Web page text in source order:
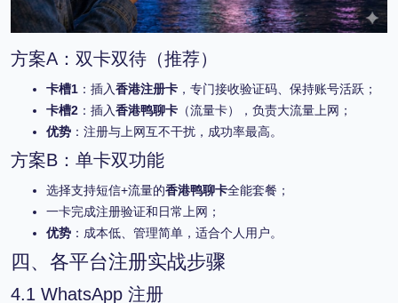
方案A：双卡双待（推荐）
卡槽1 ：插入香港注册卡 ，专门接收验证码、保持账号活跃；
卡槽2 ：插入香港鸭聊卡 （流量卡），负责大流量上网；
优势 ：注册与上网互不干扰，成功率最高。
方案B：单卡双功能
选择支持短信+流量的香港鸭聊卡全能套餐；
一卡完成注册验证和日常上网；
优势 ：成本低、管理简单，适合个人用户。
四、各平台注册实战步骤
4.1 WhatsApp 注册